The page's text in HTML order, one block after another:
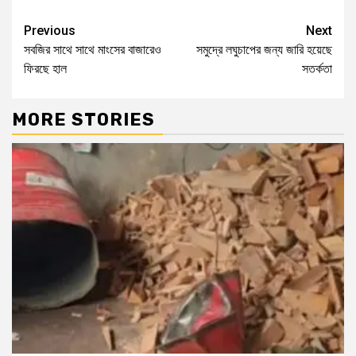
Previous
সবজির সাথে সাথে মাংসের বাজারেও
ফিরছে হাল
Next
সমুদ্রে লঘুচাপের জন্য জারি হয়েছে
সতর্কতা
MORE STORIES